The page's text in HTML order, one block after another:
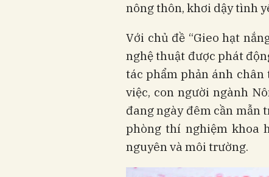
nông thôn, khơi dậy tình
Với chủ đề “Gieo hạt
nghệ thuật được phát
tác phẩm phản ánh chân
việc, con người ngành
đang ngày đêm cần mẫn
phòng thí nghiệm khoa
nguyên và môi trường.